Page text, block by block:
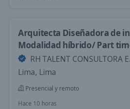
Arquitecta Diseñadora de
Modalidad híbrido/ Part
RH TALENT CONSULTORA
Lima, Lima
Presencial y remoto
Hace 10 horas